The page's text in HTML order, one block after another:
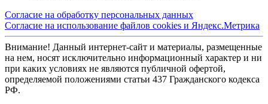
Согласие на обработку персональных данных
Согласие на использование файлов cookies и Яндекс.Метрика
Внимание! Данный интернет-сайт и материалы, размещенные
на нем, носят исключительно информационный характер и ни
при каких условиях не являются публичной офертой,
определяемой положениями статьи 437 Гражданского кодекса
РФ.